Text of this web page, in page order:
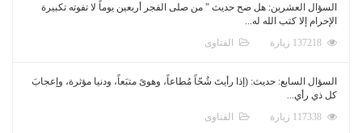
السؤال العشرين: هل صح حديث " من صلى الفجر أربعين يوماً لا تفوته تكبيرة
الإحرام إلا كتب الله له...
الفتاوى
السؤال السابع: حديث: (إذا رأيتَ شُحّاً مُطاعاً، وهوىً متبَعاً، ودنيا مؤثرة، وإعجابَ
كل ذي رأي...
الفتاوى